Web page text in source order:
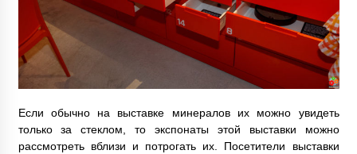
Если обычно на выставке минералов их можно увидеть
только за стеклом, то экспонаты этой выставки можно
рассмотреть вблизи и потрогать их. Посетители выставки